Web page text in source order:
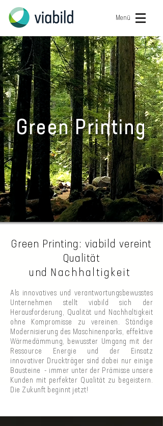
Menü
Green Printing
Green Printing: viabild vereint
Qualität
und Nachhaltigkeit
Als innovatives und verantwortungsbewusstes
Unternehmen stellt viabild sich der
Herausforderung, Qualität und Nachhaltigkeit
ohne Kompromisse zu vereinen. Ständige
Modernisierung des Maschinenparks, effektive
Wärmedämmung, bewusster Umgang mit der
Ressource Energie und der Einsatz
innovativer Druckträger sind dabei nur einige
Bausteine - immer unter der Prämisse unsere
Kunden mit perfekter Qualität zu begeistern.
Die Zukunft beginnt jetzt!